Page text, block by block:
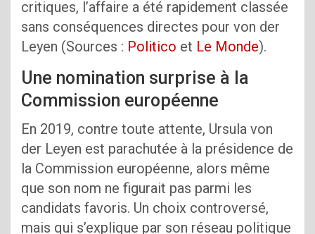
critiques, l’affaire a été rapidement classée
sans conséquences directes pour von der
Leyen (Sources : Politico et Le Monde).
Une nomination surprise à la
Commission européenne
En 2019, contre toute attente, Ursula von
der Leyen est parachutée à la présidence de
la Commission européenne, alors même
que son nom ne figurait pas parmi les
candidats favoris. Un choix controversé,
mais qui s’explique par son réseau politique